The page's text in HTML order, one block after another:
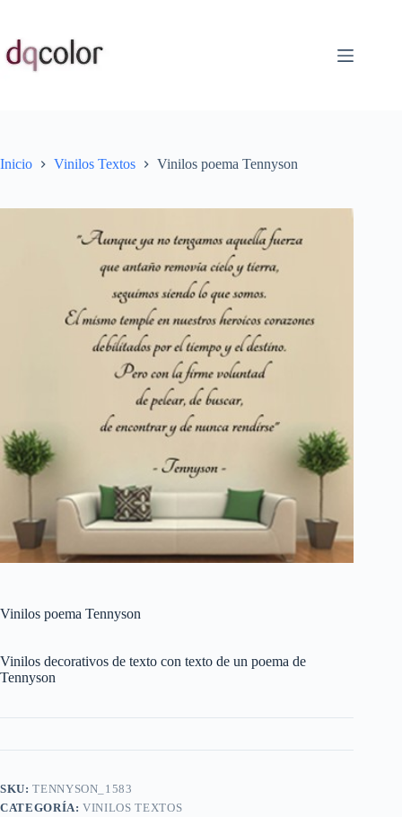
contenido
Inicio Vinilos Textos Vinilos poema Tennyson
Vinilos poema Tennyson
Vinilos decorativos de texto con texto de un poema de
Tennyson
SKU:TENNYSON_1583
CATEGORÍA:VINILOS TEXTOS